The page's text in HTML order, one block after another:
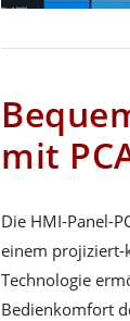
mit
Die HMI-Panel-
einem projiziert-
Technologie
Bedienkomfort